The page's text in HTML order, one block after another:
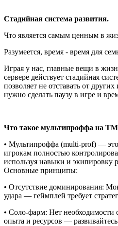
Стадийная система развития.
Что является самым ценным в
Разумеется, время - время для
Играя у нас, главные вещи в
сервере действует стадийная
позволяет не отставать от
нужно сделать паузу в игре и
Что такое мультипроффа на
• Мультипроффа (multi-prof) —
игрокам полностью
используя навыки и экипировку
Основные принципы:
• Отсутствие доминирования:
удара — геймплей требует
• Соло-фарм: Нет необходимости
опыта и ресурсов — развивайтесь